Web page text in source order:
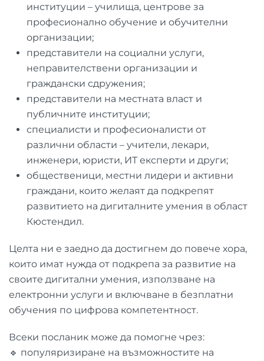
институции – училища, центрове за
професионално обучение и обучителни
организации;
представители на социални услуги,
неправителствени организации и
граждански сдружения;
представители на местната власт и
публичните институции;
специалисти и професионалисти от
различни области – учители, лекари,
инженери, юристи, ИТ експерти и други;
общественици, местни лидери и активни
граждани, които желаят да подкрепят
развитието на дигиталните умения в област
Кюстендил.
Целта ни е заедно да достигнем до повече хора,
които имат нужда от подкрепа за развитие на
своите дигитални умения, използване на
електронни услуги и включване в безплатни
обучения по цифрова компетентност.
Всеки посланик може да помогне чрез:
🔹 популяризиране на възможностите на